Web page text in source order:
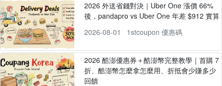
2026 外送省錢對決｜Uber One 漲價 66%
後，pandapro vs Uber One 年差 $912 實算
2026-08-01
1stcoupon 優惠碼
2026 酷澎優惠券＋酷澎幣完整教學｜首購 7
折、酷澎幣怎麼拿怎麼用、折抵會少賺多少
回饋